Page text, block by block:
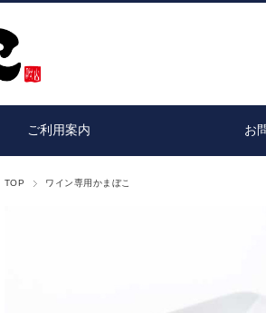
ご利用案内 お
TOP ワイン専用かまぼこ